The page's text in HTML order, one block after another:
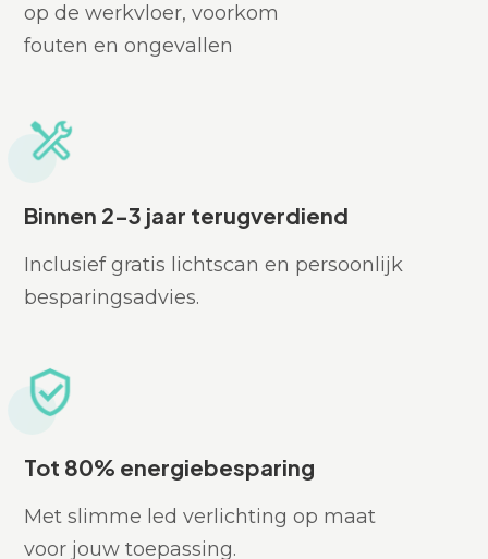
op de werkvloer, voorkom
fouten en ongevallen
Binnen 2-3 jaar terugverdiend
Inclusief gratis lichtscan en persoonlijk
besparingsadvies.
Tot 80% energiebesparing
Met slimme led verlichting op maat
voor jouw toepassing.